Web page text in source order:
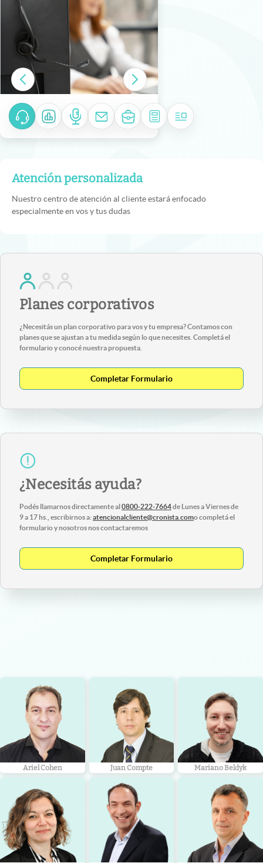
Atención personalizada
Nuestro centro de atención al cliente estará enfocado
especialmente en vos y tus dudas
Planes corporativos
¿Necesitás un plan corporativo para vos y tu empresa? Contamos con
planes que se ajustan a tu medida según lo que necesites. Completá el
formulario y conocé nuestra propuesta.
Completar Formulario
¿Necesitás ayuda?
Podés llamarnos directamente al 0800-222-7664de Lunes a Viernes de
9 a 17 hs., escribirnos a:atencionalcliente@cronista.como completá el
formulario y nosotros nos contactaremos
Completar Formulario
Ariel Cohen Juan Compte Mariano Beldyk